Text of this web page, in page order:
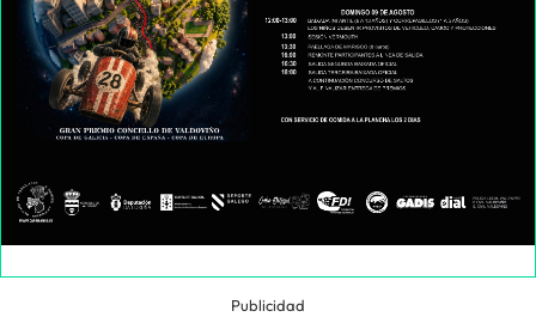
Publicidad